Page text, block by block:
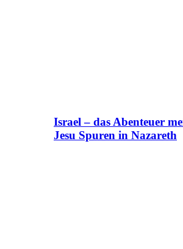
Israel – das Abenteuer
Jesu Spuren in Nazareth